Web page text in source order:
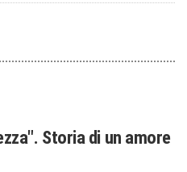
Storia di un amore